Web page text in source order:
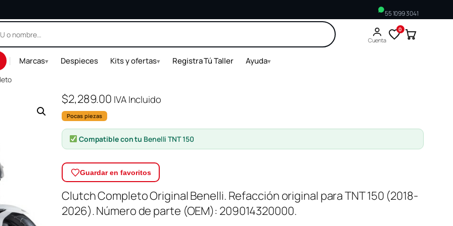
55 1099 3041
Cuenta
0
| Marcas▾ Despieces Kits y ofertas▾ Registra Tú Taller Ayuda▾
$2,289.00 IVA Incluido
Pocas piezas
Compatible con tu Benelli TNT 150
Guardar en favoritos
Clutch Completo Original Benelli. Refacción original para TNT 150 (2018-
2026). Número de parte (OEM): 209014320000.